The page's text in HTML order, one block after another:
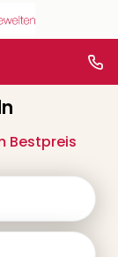
Bestpreis